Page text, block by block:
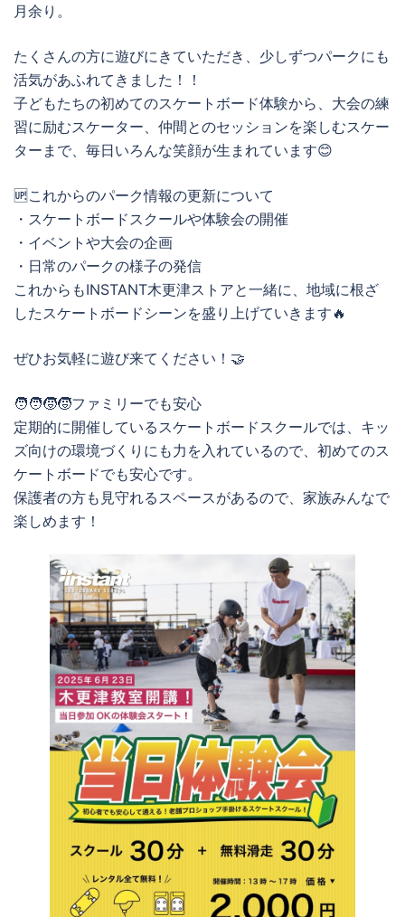
月余り。
たくさんの方に遊びにきていただき、少しずつパークにも
活気があふれてきました！！
子どもたちの初めてのスケートボード体験から、大会の練
習に励むスケーター、仲間とのセッションを楽しむスケー
ターまで、毎日いろんな笑顔が生まれています😊
🆙これからのパーク情報の更新について
・スケートボードスクールや体験会の開催
・イベントや大会の企画
・日常のパークの様子の発信
これからもINSTANT木更津ストアと一緒に、地域に根ざ
したスケートボードシーンを盛り上げていきます🔥
ぜひお気軽に遊び来てください！🤝
🧑‍🧑‍🧒‍🧒ファミリーでも安心
定期的に開催しているスケートボードスクールでは、キッ
ズ向けの環境づくりにも力を入れているので、初めてのス
ケートボードでも安心です。
保護者の方も見守れるスペースがあるので、家族みんなで
楽しめます！